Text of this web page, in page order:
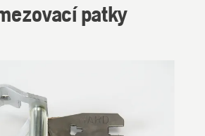
patky